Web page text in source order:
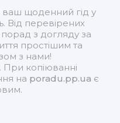
щоденний гід у
Від перевірених
з догляду за
простішим та
з нами!
копіюванні
на poradu.pp.ua є